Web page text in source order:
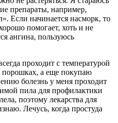
препараты, например,
Если начинается насморк, то
помогает, хоть и не
ангина, пользуюсь
проходит с температурой
а еще покупаю
болезнь у меня проходит
пила для профилактики
поэтому лекарства для
Лечусь, когда простуда